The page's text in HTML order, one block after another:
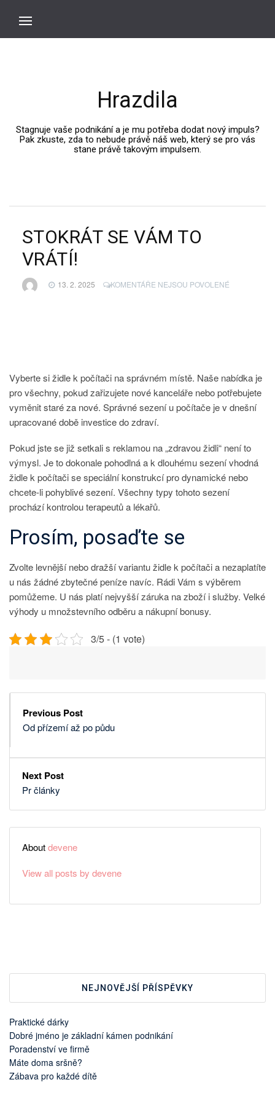
Hrazdila
Stagnuje vaše podnikání a je mu potřeba dodat nový impuls?
Pak zkuste, zda to nebude právě náš web, který se pro vás
stane právě takovým impulsem.
STOKRÁT SE VÁM TO
VRÁTÍ!
13. 2. 2025 KOMENTÁŘE NEJSOU POVOLENÉU
VRÁTÍ!
Vyberte si židle k počítači na správném místě. Naše nabídka je
pro všechny, pokud zařizujete nové kanceláře nebo potřebujete
vyměnit staré za nové. Správné sezení u počítače je v dnešní
upracované době investice do zdraví.
Pokud jste se již setkali s reklamou na „zdravou židli“ není to
výmysl. Je to dokonale pohodlná a k dlouhému sezení vhodná
židle k počítačise speciální konstrukcí pro dynamické nebo
chcete-li pohyblivé sezení. Všechny typy tohoto sezení
prochází kontrolou terapeutů a lékařů.
Prosím, posaďte se
Zvolte levnější nebo dražší variantu židle k počítači a nezaplatíte
u nás žádné zbytečné peníze navíc. Rádi Vám s výběrem
pomůžeme. U nás platí nejvyšší záruka na zboží i služby. Velké
výhody u množstevního odběru a nákupní bonusy.
3/5 - (1 vote)
Previous Post
Od přízemí až po půdu
Next Post
Pr články
Aboutdevene
View all posts by devene
NEJNOVĚJŠÍ PŘÍSPĚVKY
Praktické dárky
Dobré jméno je základní kámen podnikání
Poradenství ve firmě
Máte doma sršně?
Zábava pro každé dítě